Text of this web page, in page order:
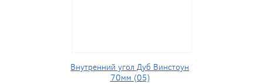
Внутренний угол Дуб Винстоун
70мм (05)